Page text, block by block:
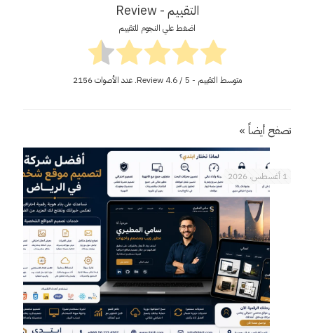
التقييم - Review
اضغط علي النجوم للتقييم
متوسط التقييم - Review 4.6/ 5. عدد الأصوات 2156
تصفح أيضاً »
1 أغسطس، 2026